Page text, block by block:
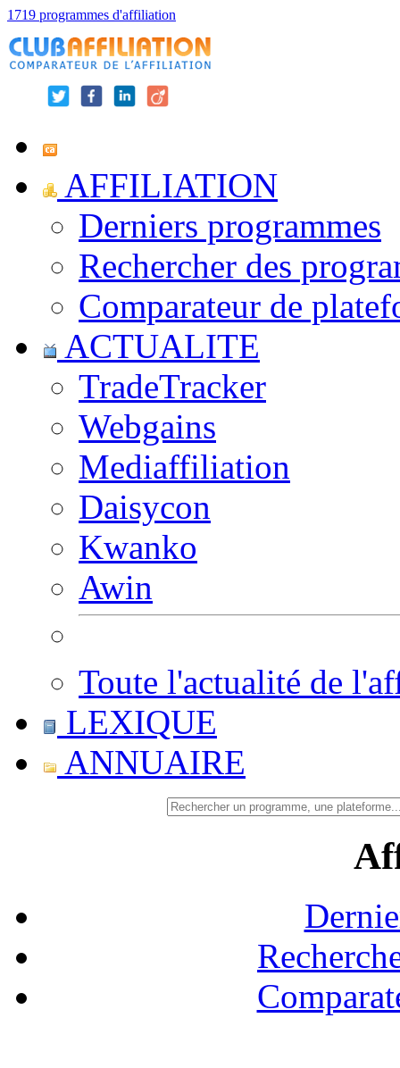
1719 programmes d'affiliation
AFFILIATION
Derniers programmes
Rechercher des
Comparateur de
ACTUALITE
TradeTracker
Webgains
Mediaffiliation
Daisycon
Kwanko
Awin
Toute l'actualité de
LEXIQUE
ANNUAIRE